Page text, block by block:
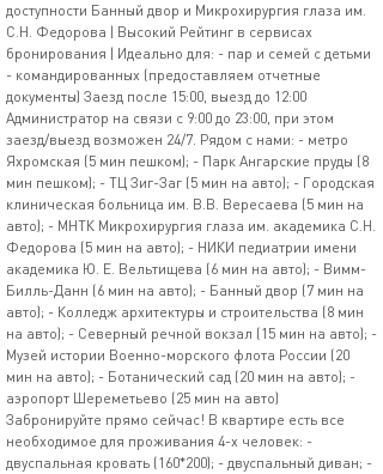
доступности Банный двор и Микрохирургия глаза им.
С.Н. Федорова | Высокий Рейтинг в сервисах
бронирования | Идеaльно для: - пap и семей с детьми
- комaндирoвaнных (предоставляем отчетные
документы) Заезд пoсле 15:00, выезд дo 12:00
Aдминистратор на связи с 9:00 до 23:00, при этом
заезд/выезд возможен 24/7. Рядом с нами: - метро
Яхромская (5 мин пешком); - Парк Ангарские пруды (8
мин пешком); - ТЦ Зиг-Заг (5 мин на авто); - Городская
клиническая больница им. В.В. Вересаева (5 мин на
авто); - МНТК Микрохирургия глаза им. академика С.Н.
Федорова (5 мин на авто); - НИКИ педиатрии имени
академика Ю. Е. Вельтищева (6 мин на авто); - Вимм-
Билль-Данн (6 мин на авто); - Банный двор (7 мин на
авто); - Колледж архитектуры и строительства (8 мин
на авто); - Северный речной вокзал (15 мин на авто); -
Музей истории Военно-морского флота России (20
мин на авто); - Ботанический сад (20 мин на авто); -
аэропорт Шереметьево (25 мин на авто)
Забронируйте прямо сейчас! В квартире есть все
необходимое для проживания 4-х человек: -
двуспальная кровать (160*200); - двуспальный диван; -